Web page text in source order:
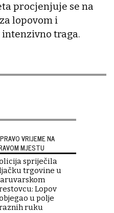
procjenjuje se na
lopovom i
traga.
VRIJEME NA
MJESTU
spriječila
trgovine u
Lopov
u polje
ruku